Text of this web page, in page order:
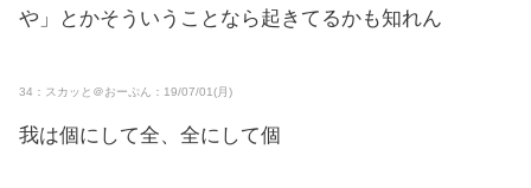
や」とかそういうことなら起きてるかも知れん
34：スカッと＠おーぷん：19/07/01(月)
我は個にして全、全にして個